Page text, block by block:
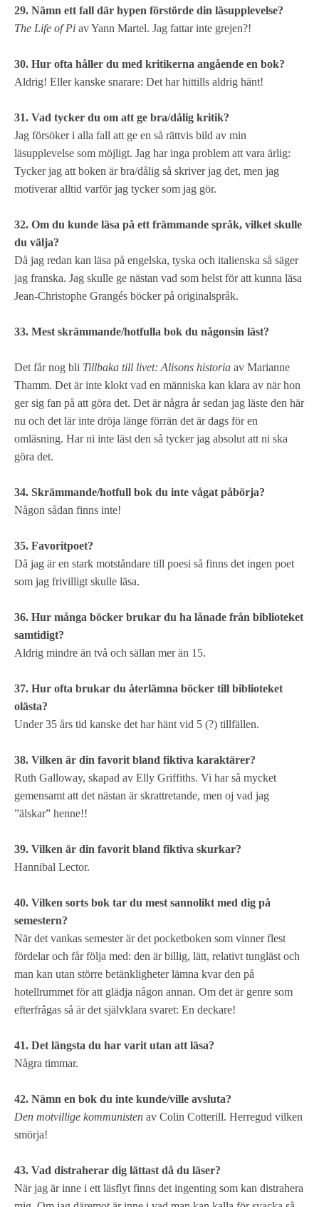
29. Nämn ett fall där hypen förstörde din läsupplevelse?
The Life of Pi av Yann Martel. Jag fattar inte grejen?!
30. Hur ofta håller du med kritikerna angående en bok?
Aldrig! Eller kanske snarare: Det har hittills aldrig hänt!
31. Vad tycker du om att ge bra/dålig kritik?
Jag försöker i alla fall att ge en så rättvis bild av min
läsupplevelse som möjligt. Jag har inga problem att vara ärlig:
Tycker jag att boken är bra/dålig så skriver jag det, men jag
motiverar alltid varför jag tycker som jag gör.
32. Om du kunde läsa på ett främmande språk, vilket skulle
du välja?
Då jag redan kan läsa på engelska, tyska och italienska så säger
jag franska. Jag skulle ge nästan vad som helst för att kunna läsa
Jean-Christophe Grangés böcker på originalspråk.
33. Mest skrämmande/hotfulla bok du någonsin läst?
Det får nog bli Tillbaka till livet: Alisons historia av Marianne
Thamm. Det är inte klokt vad en människa kan klara av när hon
ger sig fan på att göra det. Det är några år sedan jag läste den här
nu och det lär inte dröja länge förrän det är dags för en
omläsning. Har ni inte läst den så tycker jag absolut att ni ska
göra det.
34. Skrämmande/hotfull bok du inte vågat påbörja?
Någon sådan finns inte!
35. Favoritpoet?
Då jag är en stark motståndare till poesi så finns det ingen poet
som jag frivilligt skulle läsa.
36. Hur många böcker brukar du ha lånade från biblioteket
samtidigt?
Aldrig mindre än två och sällan mer än 15.
37. Hur ofta brukar du återlämna böcker till biblioteket
olästa?
Under 35 års tid kanske det har hänt vid 5 (?) tillfällen.
38. Vilken är din favorit bland fiktiva karaktärer?
Ruth Galloway, skapad av Elly Griffiths. Vi har så mycket
gemensamt att det nästan är skrattretande, men oj vad jag
”älskar” henne!!
39. Vilken är din favorit bland fiktiva skurkar?
Hannibal Lector.
40. Vilken sorts bok tar du mest sannolikt med dig på
semestern?
När det vankas semester är det pocketboken som vinner flest
fördelar och får följa med: den är billig, lätt, relativt tungläst och
man kan utan större betänkligheter lämna kvar den på
hotellrummet för att glädja någon annan. Om det är genre som
efterfrågas så är det självklara svaret: En deckare!
41. Det längsta du har varit utan att läsa?
Några timmar.
42. Nämn en bok du inte kunde/ville avsluta?
Den motvillige kommunisten av Colin Cotterill. Herregud vilken
smörja!
43. Vad distraherar dig lättast då du läser?
När jag är inne i ett läsflyt finns det ingenting som kan distrahera